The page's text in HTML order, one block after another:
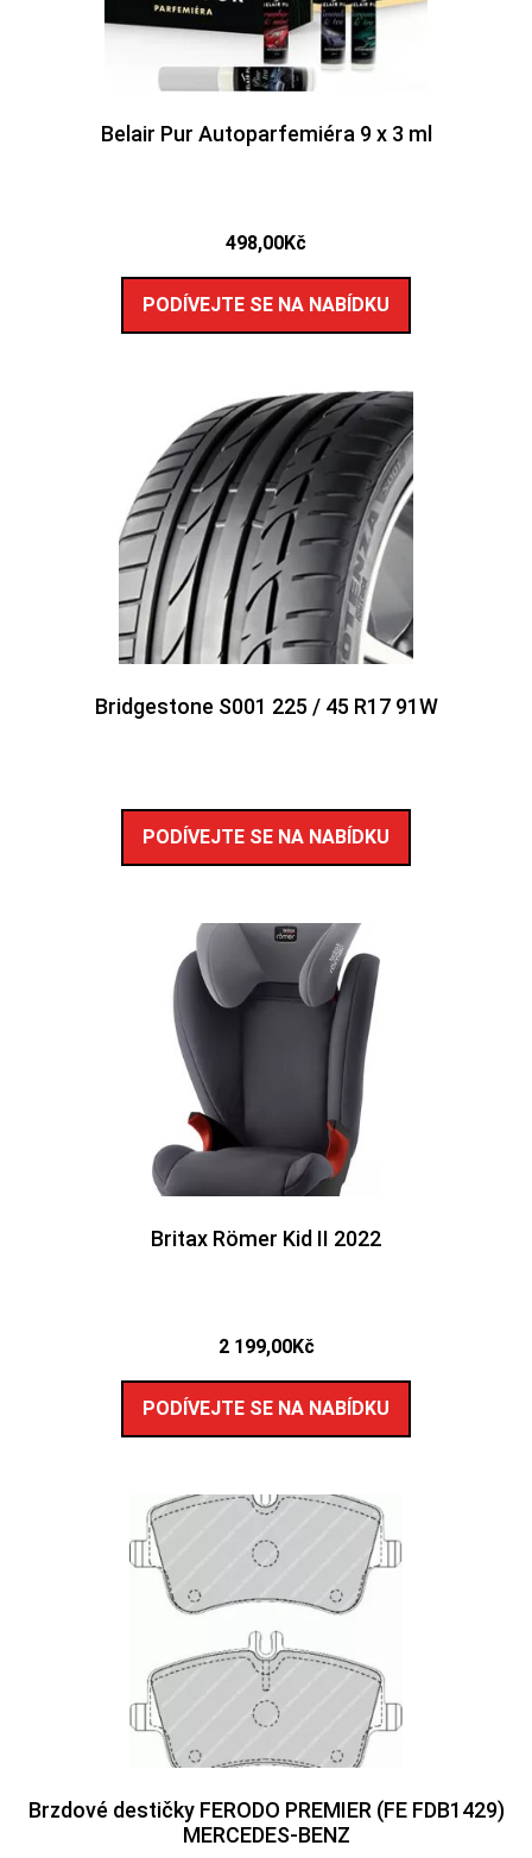
Belair Pur Autoparfemiéra 9 x 3 ml
498,00Kč
PODÍVEJTE SE NA NABÍDKU
Bridgestone S001 225 / 45 R17 91W
PODÍVEJTE SE NA NABÍDKU
Britax Römer Kid II 2022
2 199,00Kč
PODÍVEJTE SE NA NABÍDKU
Brzdové destičky FERODO PREMIER (FE FDB1429)
MERCEDES-BENZ